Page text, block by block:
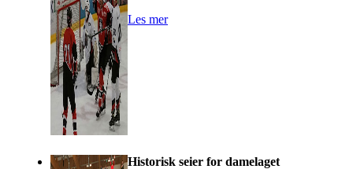
Les mer
Historisk seier for damelaget